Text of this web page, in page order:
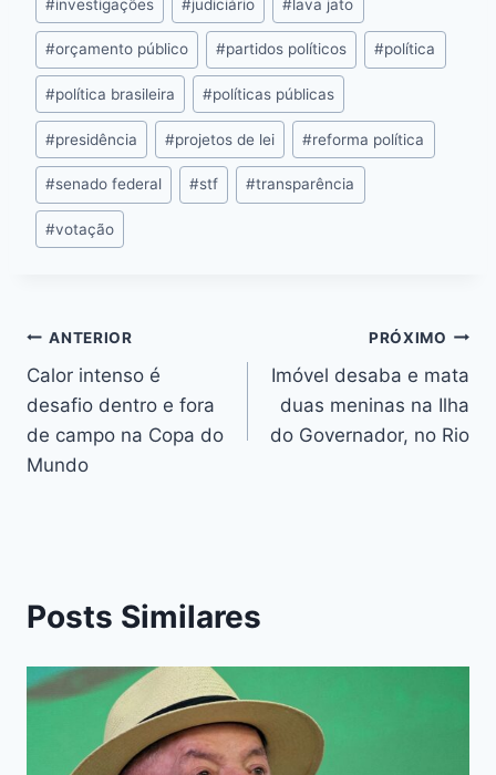
#investigações #judiciário #lava jato
#orçamento público #partidos políticos #política
#política brasileira #políticas públicas
#presidência #projetos de lei #reforma política
#senado federal #stf #transparência
#votação
ANTERIOR
Calor intenso é
desafio dentro e fora
de campo na Copa do
Mundo
PRÓXIMO
Imóvel desaba e mata
duas meninas na Ilha
do Governador, no Rio
Posts Similares